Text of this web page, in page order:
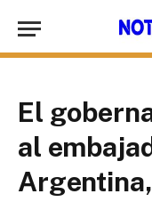
El
al